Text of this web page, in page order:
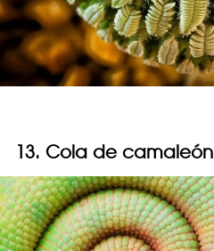
13. Cola de camaleón